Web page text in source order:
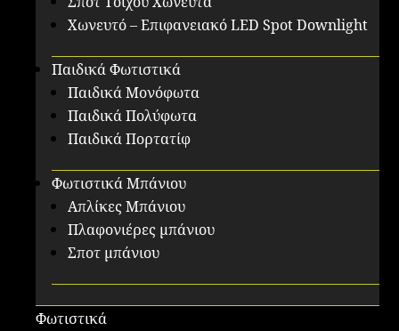
Χωνευτό – Επιφανειακό LED Spot Downlight
Παιδικά Φωτιστικά
Παιδικά Μονόφωτα
Παιδικά Πολύφωτα
Παιδικά Πορτατίφ
Φωτιστικά Μπάνιου
Απλίκες Μπάνιου
Πλαφονιέρες μπάνιου
Σποτ μπάνιου
Φωτιστικά